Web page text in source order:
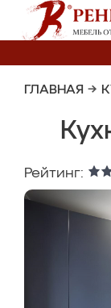
ГЛАВНАЯ →
Рейтинг: